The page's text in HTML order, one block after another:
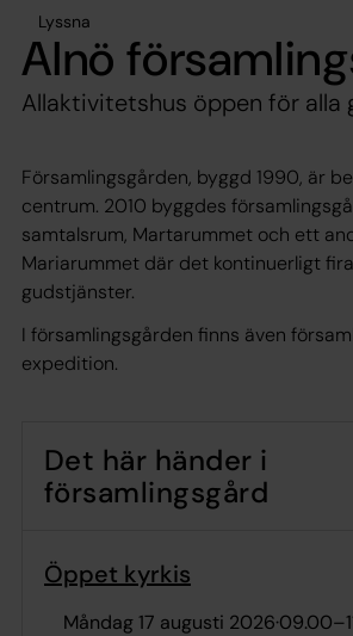
Lyssna
Alnö
Allaktivitetshus öppen för alla
Församlingsgården, byggd 1990, är
centrum. 2010 byggdes
samtalsrum, Martarummet och ett
Mariarummet där det kontinuerligt
gudstjänster.
I församlingsgården finns även
expedition.
Det här händer i
församlingsgård
Öppet kyrkis
måndag 17 augusti 2026·09.00–